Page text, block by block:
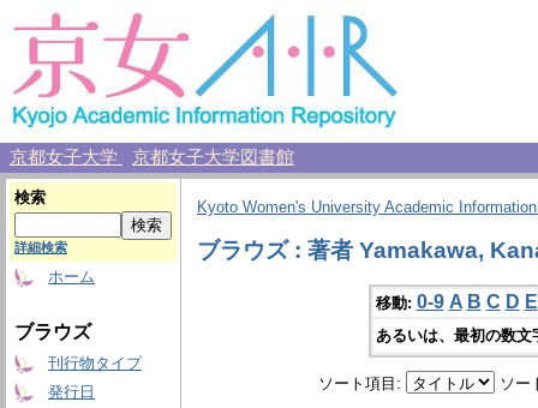
京都女子大学 京都女子大学図書館
検索
詳細検索
ホーム
ブラウズ
刊行物タイプ
発行日
Kyoto Women's University Academic
ブラウズ : 著者 Yamakawa,
移動: 0-9 A B C D E
あるいは、最初の数
ソート項目: ソー